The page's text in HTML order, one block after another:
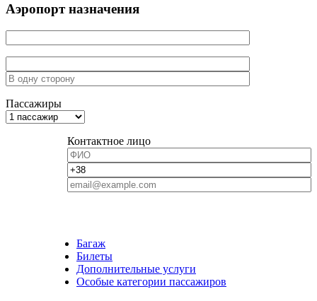
Аэропорт назначения
Пассажиры
Контактное лицо
Багаж
Билеты
Дополнительные услуги
Особые категории пассажиров